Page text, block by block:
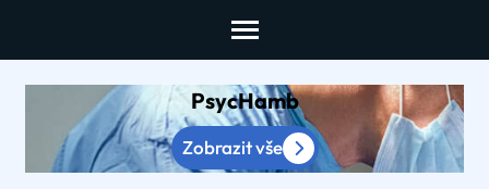
content
PsycHamb
Zobrazit vše